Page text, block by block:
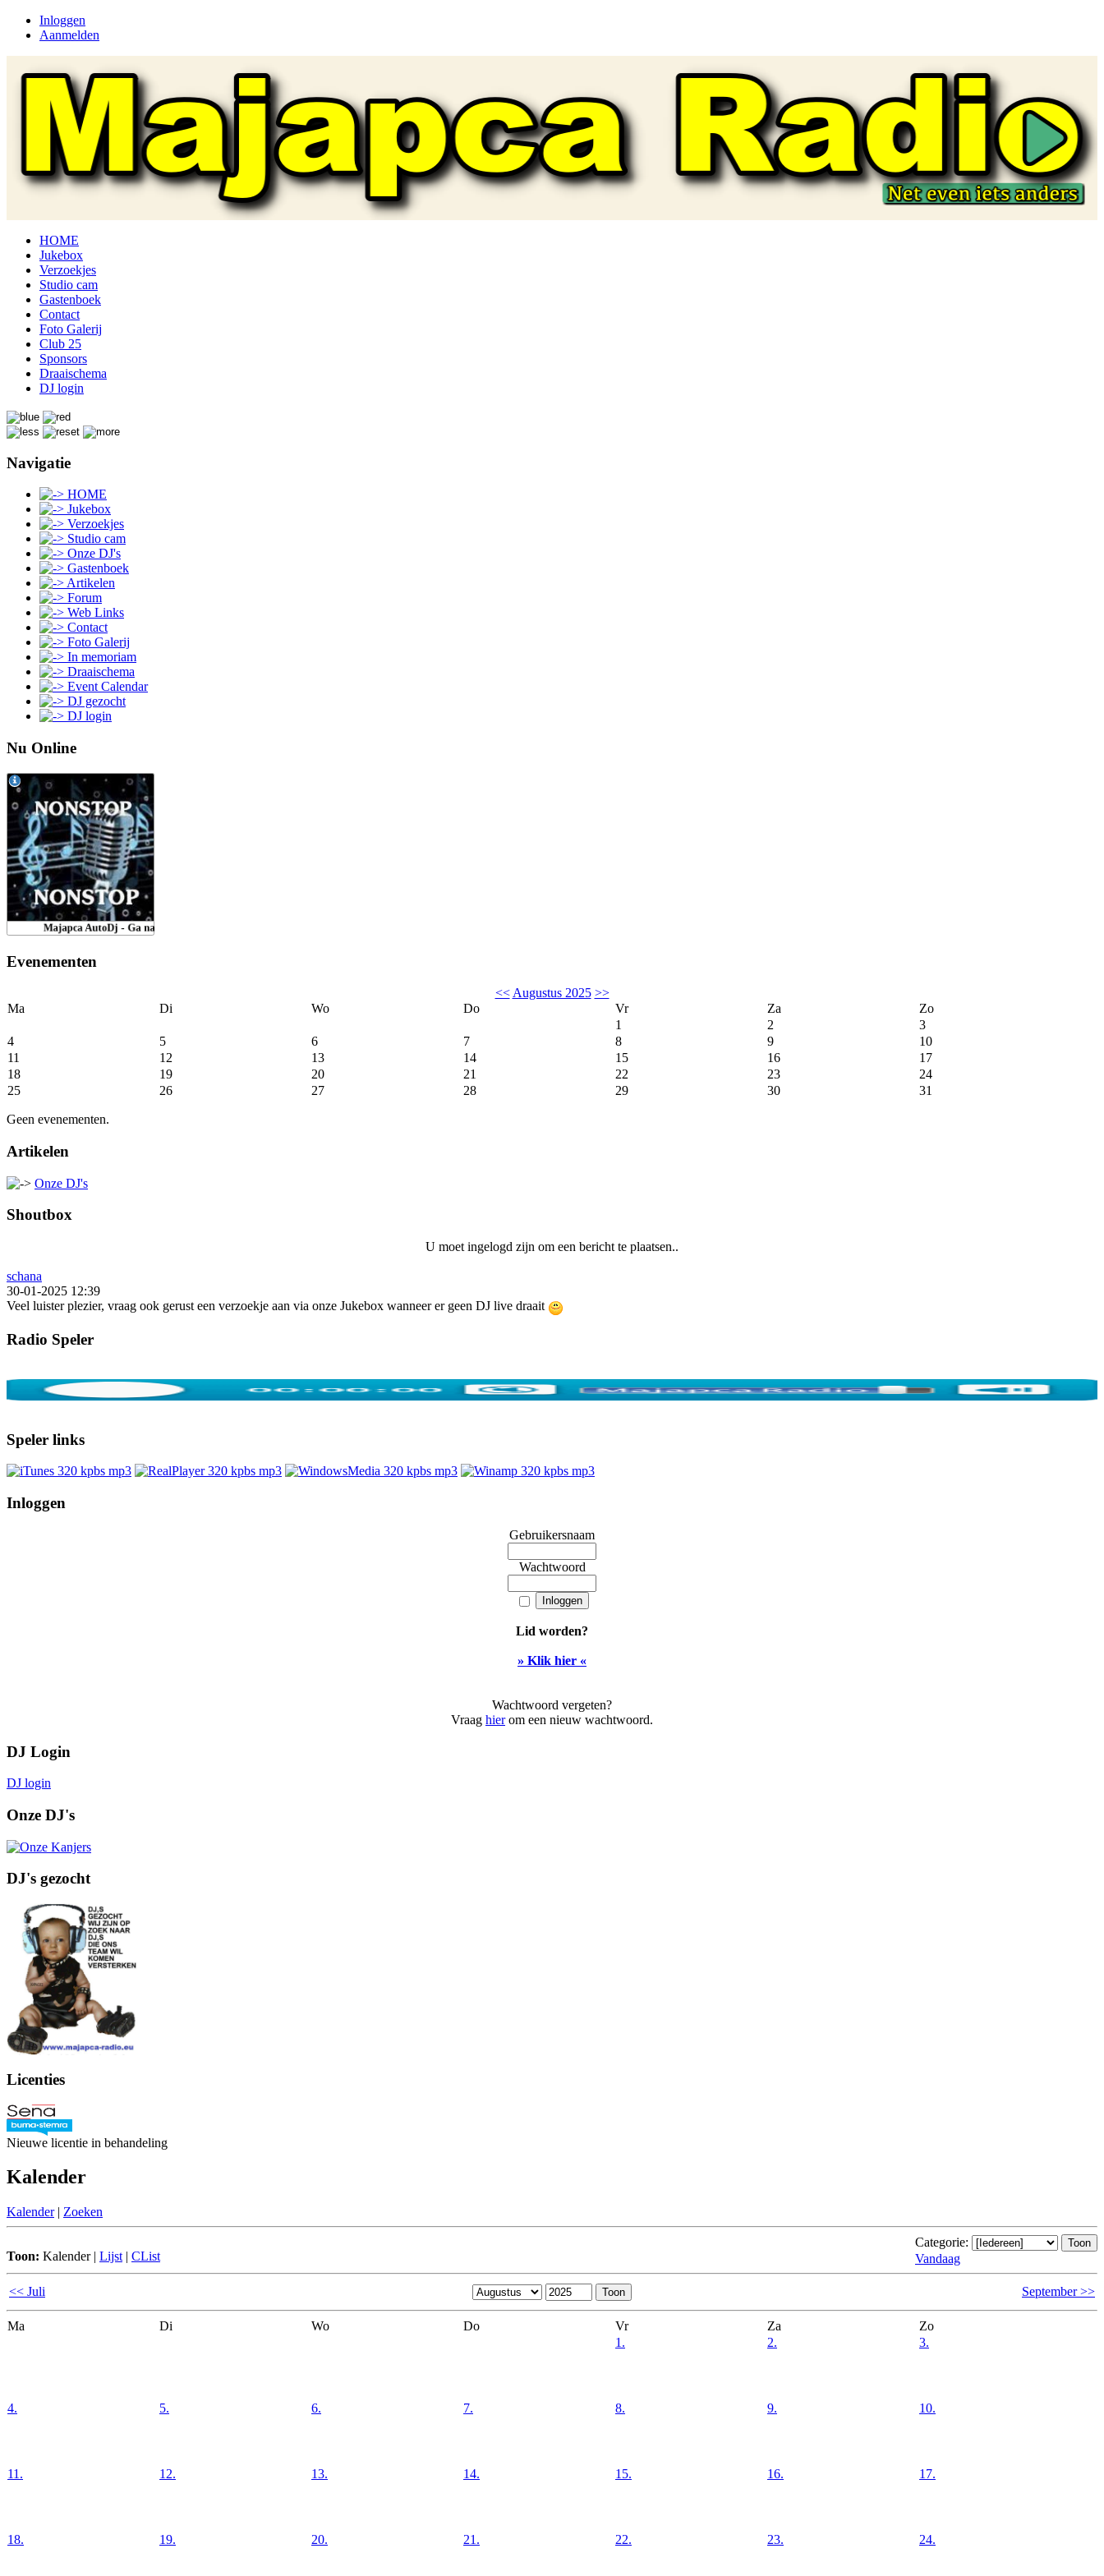
Inloggen
Aanmelden
HOME
Jukebox
Verzoekjes
Studio cam
Gastenboek
Contact
Foto Galerij
Club 25
Sponsors
Draaischema
DJ login
Navigatie
HOME
Jukebox
Verzoekjes
Studio cam
Onze DJ's
Gastenboek
Artikelen
Forum
Web Links
Contact
Foto Galerij
In memoriam
Draaischema
Event Calendar
DJ gezocht
DJ login
Nu Online
Evenementen
<< Augustus 2025 >>
Ma
Di Wo Do Vr Za
Zo
1
2
3
4
5 6 7 8 9
10
11
12 13 14 15 16
17
18
19 20 21 22 23
24
25
26 27 28 29 30 31
Geen evenementen.
Artikelen
Onze DJ's
Shoutbox
U moet ingelogd zijn om een bericht te plaatsen..
schana
30-01-2025 12:39
Veel luister plezier, vraag ook gerust een verzoekje aan via onze Jukebox wanneer er geen DJ live draait
Radio Speler
Speler links
Inloggen
Gebruikersnaam
Wachtwoord
Lid worden?
» Klik hier «
Wachtwoord vergeten?
Vraag hierom een nieuw wachtwoord.
DJ Login
DJ login
Onze DJ's
DJ's gezocht
Licenties
Nieuwe licentie in behandeling
Kalender
Kalender | Zoeken
Toon: Kalender| Lijst | CList
Categorie:
Vandaag
<< Juli September >>
Ma Di Wo Do Vr Za
Zo
1.
2. 3.
4. 5. 6. 7. 8. 9. 10.
11. 12. 13. 14. 15. 16. 17.
18. 19. 20. 21. 22. 23. 24.